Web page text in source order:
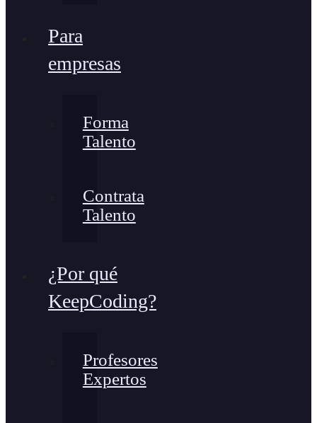
Para
empresas
Forma
Talento
Contrata
Talento
¿Por qué
KeepCoding?
Profesores
Expertos